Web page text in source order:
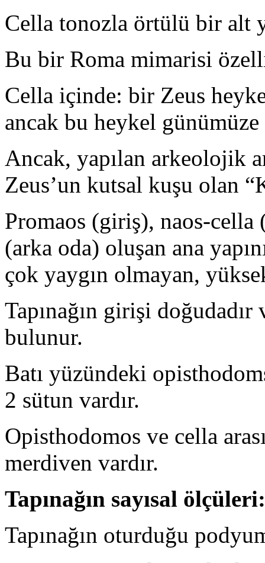
Cella tonozla örtülü bir alt
Bu bir Roma mimarisi
Cella içinde: bir Zeus
ancak bu heykel günümüze
Ancak, yapılan arkeolojik
Zeus’un kutsal kuşu olan
Promaos (giriş), naos-cella
(arka oda) oluşan ana
çok yaygın olmayan,
Tapınağın girişi
bulunur.
Batı yüzündeki
2 sütun vardır.
Opisthodomos ve cella
merdiven vardır.
Tapınağın sayısal ölçüleri:
Tapınağın oturduğu